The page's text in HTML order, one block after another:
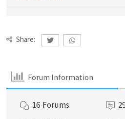
Share:
Forum Information
16 Forums